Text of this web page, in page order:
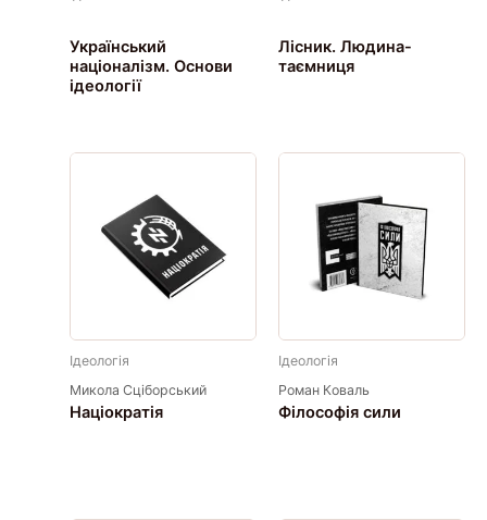
Український
націоналізм. Основи
ідеології
Лісник. Людина-
таємниця
Ідеологія
Микола Сціборський
Націократія
Ідеологія
Роман Коваль
Філософія сили